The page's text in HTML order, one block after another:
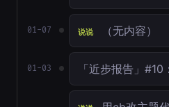
01-07 说说 （无内容）
01-03 「近步报告」